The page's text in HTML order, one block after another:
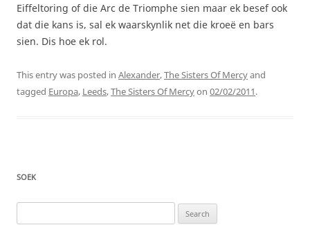
Eiffeltoring of die Arc de Triomphe sien maar ek besef ook
dat die kans is, sal ek waarskynlik net die kroeë en bars
sien. Dis hoe ek rol.
This entry was posted in Alexander,The Sisters Of Mercyand
tagged Europa, Leeds,The Sisters Of Mercyon 02/02/2011.
SOEK
for: